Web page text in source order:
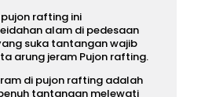
rafting ini
alam di pedesaan
suka tantangan wajib
arung jeram Pujon rafting.
di pujon raftingadalah
tantangan melewati